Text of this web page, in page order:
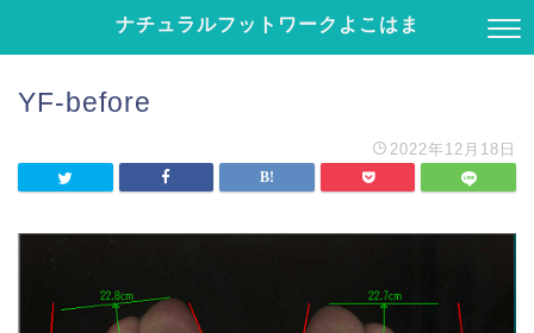
ナチュラルフットワークよこはま
YF-before
2022年12月18日